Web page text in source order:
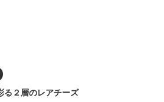
る２層のレアチーズ